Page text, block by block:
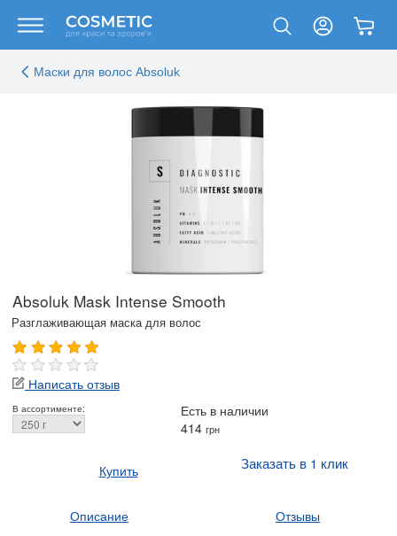
Маски для волос Absoluk
Absoluk Mask Intense Smooth
Разглаживающая маска для волос
Написать отзыв
В ассортименте:
Есть в наличии
414 грн
Купить Заказать в 1 клик
Описание Отзывы